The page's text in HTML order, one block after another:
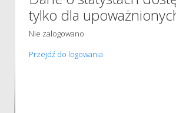
tylko dla
Nie zalogowano
Przejdź do logowania